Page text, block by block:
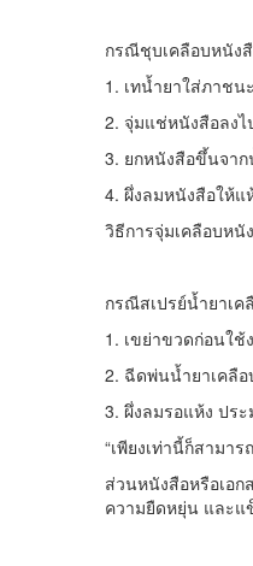
กรณีชุบเคลือบหนัง
1. เทน้ำยาใส่ภาชนะ
2. จุ่มแช่หนังสือลง
3. ยกหนังสือขึ้นจาก
4. ผึ่งลมหนังสือให้
วิธีการจุ่มเคลือบหนั
กรณีสเปรย์น้ำยาเ
1. เขย่าขวดก่อนใช้
2. ฉีดพ่นน้ำยาเคลื
3. ผึ่งลมรอแห้ง ปร
“เพียงเท่านี้ก็สามา
ส่วนหนังสือหรือเอ
ความยืดหยุ่น และแ